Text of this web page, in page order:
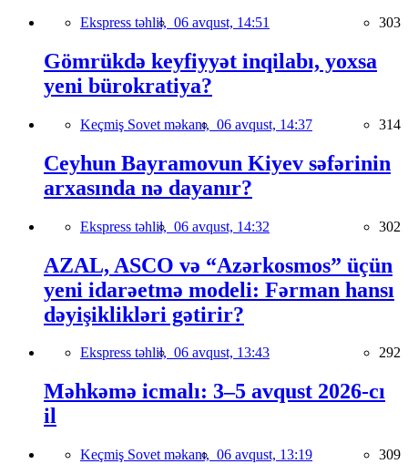
Ekspress təhlil, 06 avqust, 14:51 303
Gömrükdə keyfiyyət inqilabı, yoxsa
yeni bürokratiya?
Keçmiş Sovet məkanı, 06 avqust, 14:37 314
Ceyhun Bayramovun Kiyev səfərinin
arxasında nə dayanır?
Ekspress təhlil, 06 avqust, 14:32 302
AZAL, ASCO və “Azərkosmos” üçün
yeni idarəetmə modeli: Fərman hansı
dəyişiklikləri gətirir?
Ekspress təhlil, 06 avqust, 13:43 292
Məhkəmə icmalı: 3–5 avqust 2026-cı
il
Keçmiş Sovet məkanı, 06 avqust, 13:19 309